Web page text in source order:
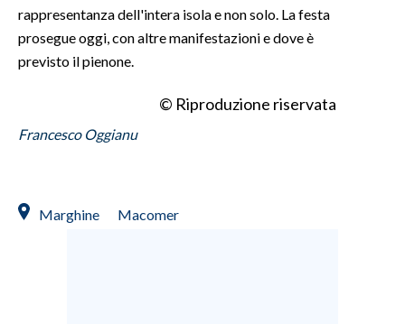
rappresentanza dell'intera isola e non solo. La festa
prosegue oggi, con altre manifestazioni e dove è
previsto il pienone.
© Riproduzione riservata
Francesco Oggianu
Marghine Macomer